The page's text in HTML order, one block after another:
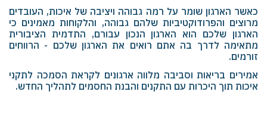
כאשר הארגון שומר על רמה גבוהה ויציבה של איכות, העובדים
מרוצים והפרודוקטיביות שלהם גבוהה, והלקוחות מאמינים כי
הארגון שלכם הוא הארגון הנכון עבורם, התדמית הציבורית
מתאימה לדרך בה אתם רואים את הארגון שלכם - הרווחים
זורמים.
אמירים בריאות וסביבה מלווה ארגונים לקראת הסמכה לתקני
איכות תוך היכרות עם התקנים והבנת החסמים לתהליך החדש.